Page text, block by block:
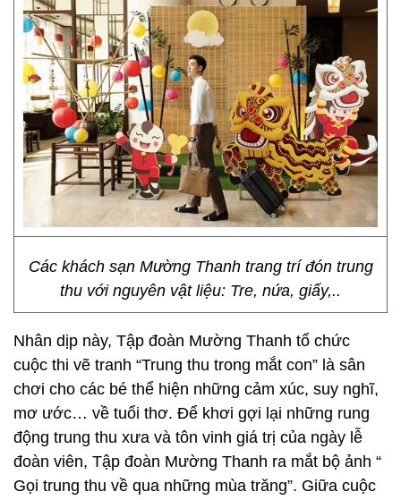
Các khách sạn Mường Thanh trang trí đón trung
thu với nguyên vật liệu: Tre, nứa, giấy,..
Nhân dịp này, Tập đoàn Mường Thanh tổ chức
cuộc thi vẽ tranh “Trung thu trong mắt con” là sân
chơi cho các bé thể hiện những cảm xúc, suy nghĩ,
mơ ước… về tuổi thơ. Để khơi gợi lại những rung
động trung thu xưa và tôn vinh giá trị của ngày lễ
đoàn viên, Tập đoàn Mường Thanh ra mắt bộ ảnh “
Gọi trung thu về qua những mùa trăng”. Giữa cuộc